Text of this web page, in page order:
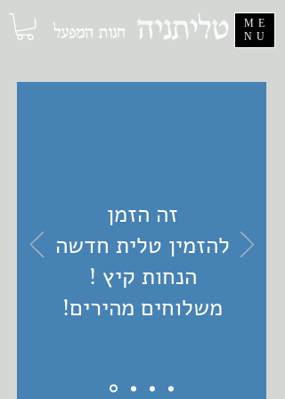
ME
NU
זה הזמן
להזמין טלית חדשה
הנחות קיץ !
משלוחים מהירים!